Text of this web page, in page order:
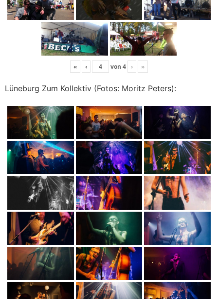
« ‹ von 4 › »
Lüneburg Zum Kollektiv (Fotos: Moritz Peters):